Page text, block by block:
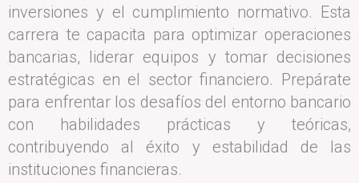
inversiones y el cumplimiento normativo. Esta
carrera te capacita para optimizar operaciones
bancarias, liderar equipos y tomar decisiones
estratégicas en el sector financiero. Prepárate
para enfrentar los desafíos del entorno bancario
con habilidades prácticas y teóricas,
contribuyendo al éxito y estabilidad de las
instituciones financieras.